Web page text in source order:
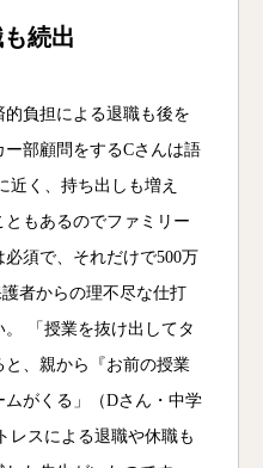
続出
負担による退職も後を
部顧問をするCさんは語
近く、持ち出しも増え
もあるのでファミリー
須で、それだけで500万
者からの理不尽な仕打
「授業を抜け出してタ
、親から『お前の授業
がくる」（Dさん・中学
レスによる退職や休職も